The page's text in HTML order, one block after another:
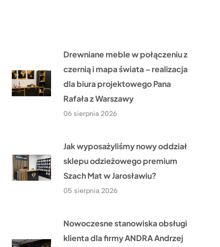
Drewniane meble w połączeniu z
czernią i mapa świata – realizacja
dla biura projektowego Pana
Rafała z Warszawy
06 sierpnia 2026
Jak wyposażyliśmy nowy oddział
sklepu odzieżowego premium
Szach Mat w Jarosławiu?
05 sierpnia 2026
Nowoczesne stanowiska obsługi
klienta dla firmy ANDRA Andrzej